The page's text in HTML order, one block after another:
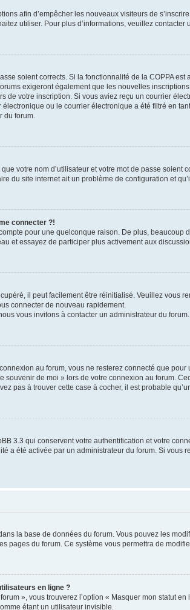
afin d’empêcher les nouveaux visiteurs de
utiliser. Pour plus d’informations, veuillez contacter
soient corrects. Si la fonctionnalité de la COPPA
exigeront également que les nouvelles
de votre inscription. Si vous aviez reçu un courrier
ou le courrier électronique a été filtré en
du forum.
votre nom d’utilisateur et votre mot de passe
du site internet ait un problème de configuration et
connecter ?!
pour une quelconque raison. De plus,
et essayez de participer plus activement aux
il peut facilement être réinitialisé. Veuillez vous
connecter de nouveau rapidement.
vous invitons à contacter un administrateur du forum.
au forum, vous ne resterez connecté que
souvenir de moi » lors de votre connexion au forum.
pas à trouver cette case à cocher, il est probable
3.3 qui conservent votre authentification et votre
a été activée par un administrateur du forum. Si
la base de données du forum. Vous pouvez les
pages du forum. Ce système vous permettra de
en ligne ?
», vous trouverez l’option « Masquer mon statut
étant un utilisateur invisible.